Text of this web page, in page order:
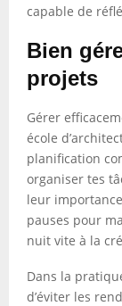
capable de
Bien
projets
Gérer
école
planification
organiser tes
leur
pauses pour
nuit vite à la
Dans la
d’éviter les